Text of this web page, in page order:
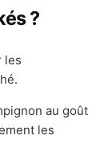
?
les
au goût
les